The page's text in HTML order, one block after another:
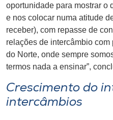
oportunidade para mostrar o
e nos colocar numa atitude
receber), com repasse de
relações de intercâmbio
do Norte, onde sempre
termos nada a ensinar”,
Crescimento do
intercâmbios